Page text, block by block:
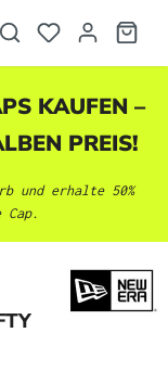
KAUFEN –
PREIS!
und erhalte 50%